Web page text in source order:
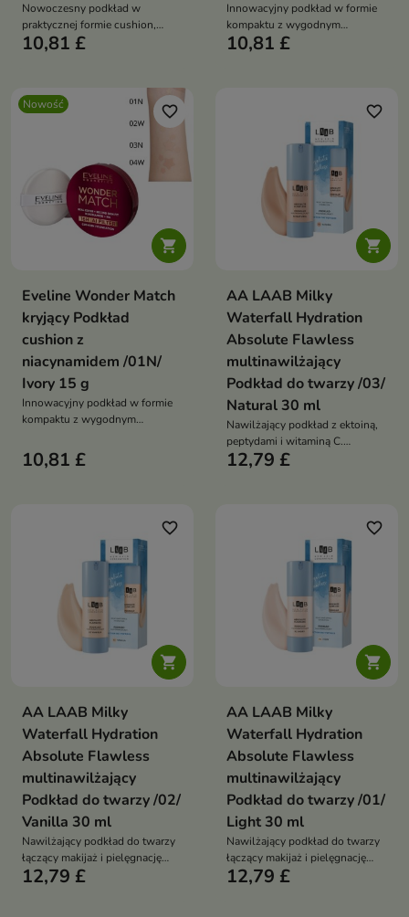
Nowoczesny podkład w
praktycznej formie cushion,
który łączy wygodę aplikacji z
10,81 £
Innowacyjny podkład w formie
kompaktu z wygodnym
aplikatorem, który łączy efekt
10,81 £
Nowość

favorite_border
Eveline Wonder Match
kryjący Podkład
cushion z
niacynamidem /01N/
Ivory 15 g
Innowacyjny podkład w formie
kompaktu z wygodnym
makijażu z pielęgnacją skóry.
10,81 £

favorite_border
AA LAAB Milky
Waterfall Hydration
Absolute Flawless
multinawilżający
Podkład do twarzy /03/
Natural 30 ml
Nawilżający podkład z ektoiną,
peptydami i witaminą C.
Wyrównuje koloryt, wygładza
12,79 £

favorite_border
AA LAAB Milky
Waterfall Hydration
Absolute Flawless
multinawilżający
Podkład do twarzy /02/
Vanilla 30 ml
Nawilżający podkład do twarzy
łączący makijaż i pielęgnację
skóry. Zapewnia naturalne
12,79 £

favorite_border
AA LAAB Milky
Waterfall Hydration
Absolute Flawless
multinawilżający
Podkład do twarzy /01/
Light 30 ml
Nawilżający podkład do twarzy
łączący makijaż i pielęgnację
skóry. Zapewnia naturalne
12,79 £